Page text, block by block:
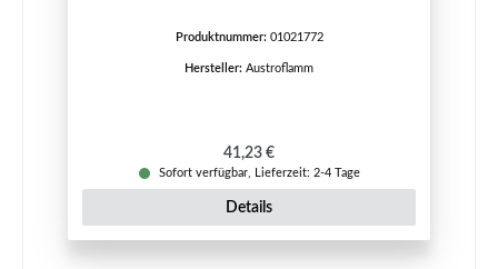
Produktnummer: 01021772
Hersteller: Austroflamm
Regulärer Preis:
41,23 €
Sofort verfügbar, Lieferzeit: 2-4 Tage
Details